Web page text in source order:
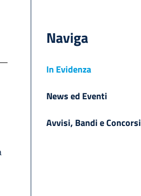
Naviga
In Evidenza
News ed Eventi
Avvisi, Bandi e Concorsi